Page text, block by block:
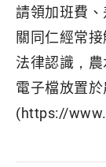
請領加班費
關同仁經常
法律認識，
電子檔放置
(https://